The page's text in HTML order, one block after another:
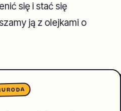
się i stać się
ją z olejkami o
URODA